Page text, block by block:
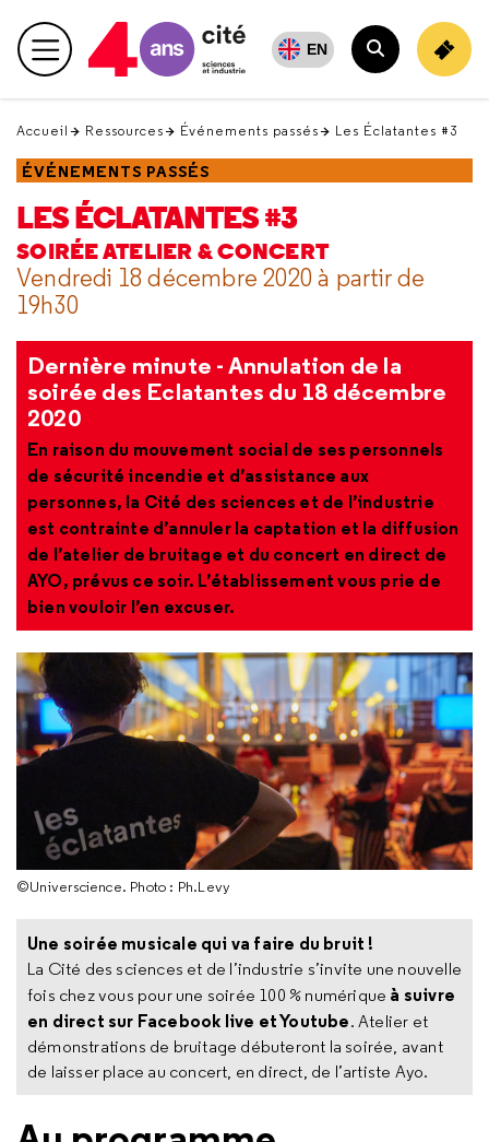
en
haut Menu principal EN
Rechercher
Accueil Ressources Événements passés Les Éclatantes #3
ÉVÉNEMENTS PASSÉS
LES ÉCLATANTES #3
SOIRÉE ATELIER & CONCERT
Vendredi 18 décembre 2020 à partir de
19h30
Dernière minute - Annulation de la
soirée des Eclatantes du 18 décembre
2020
En raison du mouvement social de ses personnels
de sécurité incendie et d’assistance aux
personnes, la Cité des sciences et de l’industrie
est contrainte d’annuler la captation et la diffusion
de l’atelier de bruitage et du concert en direct de
AYO, prévus ce soir. L’établissement vous prie de
bien vouloir l’en excuser.
©Universcience. Photo : Ph.Levy
Une soirée musicale qui va faire du bruit !
La Cité des sciences et de l’industrie s’invite une nouvelle
fois chez vous pour une soirée 100 % numérique à suivre
en direct sur Facebook live et Youtube. Atelier et
démonstrations de bruitage débuteront la soirée, avant
de laisser place au concert, en direct, de l’artiste Ayo.